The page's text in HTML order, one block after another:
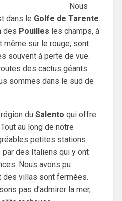
Nous
dans le Golfe de Tarente.
des Pouilles les champs, à
même sur le rouge, sont
souvent à perte de vue.
des cactus géants
sommes dans le sud de
du Salento qui offre
au long de notre
petites stations
des Italiens qui y ont
Nous avons pu
des villas sont fermées.
pas d’admirer la mer,